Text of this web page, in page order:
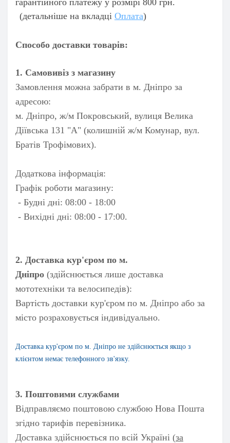
гарантійного платежу у розмірі 800 грн.
(детальніше на вкладці Оплата)
Способо доставки товарів:
1. Самовивіз з магазину
Замовлення можна забрати в м. Дніпро за
адресою:
м. Дніпро, ж/м Покровський, вулиця Велика
Діївська 131 "А" (колишній ж/м Комунар, вул.
Братів Трофімових).
Додаткова інформація:
Графік роботи магазину:
- Будні дні: 08:00 - 18:00
- Вихідні дні: 08:00 - 17:00.
2. Доставка кур'єром по м.
Дніпро (здійснюється лише доставка
мототехніки та велосипедів):
Вартість доставки кур'єром по м. Дніпро або за
місто розраховується індивідуально.
Доставка кур'єром по м. Дніпро не здійснюється якщо з
клієнтом немає телефонного зв'язку.
3. Поштовими службами
Відправляємо поштовою службою Нова Пошта
згідно тарифів перевізника.
Доставка здійснюється по всій Україні (за